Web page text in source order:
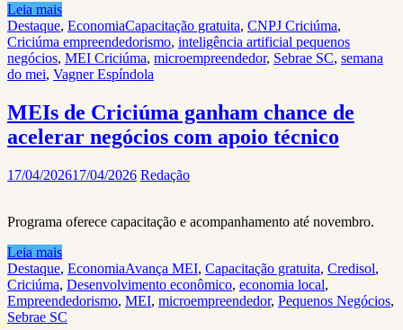
Leia mais
Destaque, EconomiaCapacitação gratuita, CNPJ Criciúma,
Criciúma empreendedorismo, inteligência artificial pequenos
negócios, MEI Criciúma, microempreendedor, Sebrae SC, semana
do mei, Vagner Espíndola
MEIs de Criciúma ganham chance de
acelerar negócios com apoio técnico
17/04/202617/04/2026 Redação
Programa oferece capacitação e acompanhamento até novembro.
Leia mais
Destaque, EconomiaAvança MEI, Capacitação gratuita, Credisol,
Criciúma, Desenvolvimento econômico, economia local,
Empreendedorismo, MEI, microempreendedor, Pequenos Negócios,
Sebrae SC